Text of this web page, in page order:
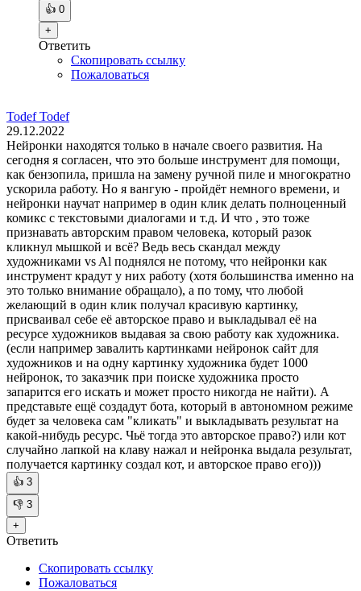
👍 0
+
Ответить
Скопировать ссылку
Пожаловаться
Todef Todef
29.12.2022
Нейронки находятся только в начале своего развития. На
сегодня я согласен, что это больше инструмент для помощи,
как бензопила, пришла на замену ручной пиле и многократно
ускорила работу. Но я вангую - пройдёт немного времени, и
нейронки научат например в один клик делать полноценный
комикс с текстовыми диалогами и т.д. И что , это тоже
признавать авторским правом человека, который разок
кликнул мышкой и всё? Ведь весь скандал между
художниками vs Al поднялся не потому, что нейронки как
инструмент крадут у них работу (хотя большинства именно на
это только внимание обращало), а по тому, что любой
желающий в один клик получал красивую картинку,
присваивал себе её авторское право и выкладывал её на
ресурсе художников выдавая за свою работу как художника.
(если например завалить картинками нейронок сайт для
художников и на одну картинку художника будет 1000
нейронок, то заказчик при поиске художника просто
запарится его искать и может просто никогда не найти). А
представьте ещё создадут бота, который в автономном режиме
будет за человека сам "кликать" и выкладывать результат на
какой-нибудь ресурс. Чьё тогда это авторское право?) или кот
случайно лапкой на клаву нажал и нейронка выдала результат,
получается картинку создал кот, и авторское право его)))
👍 3
👎 3
+
Ответить
Скопировать ссылку
Пожаловаться